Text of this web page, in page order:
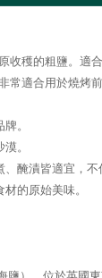
收穫的粗鹽。適
常適合用於燒烤
。
。
醃漬皆適宜，不
的原始美味。